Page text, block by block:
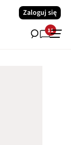
Zaloguj się
11